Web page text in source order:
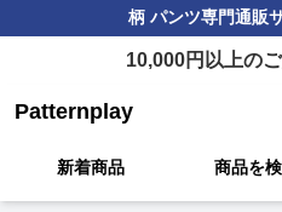
柄 パンツ専門通販
10,000円以上の
Patternplay
新着商品 商品を